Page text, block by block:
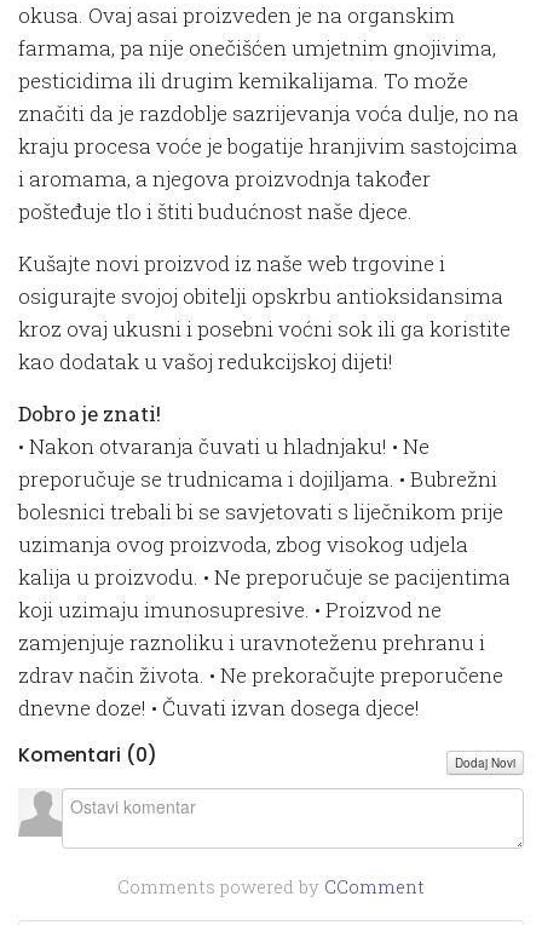
okusa. Ovaj asai proizveden je na organskim
farmama, pa nije onečišćen umjetnim gnojivima,
pesticidima ili drugim kemikalijama. To može
značiti da je razdoblje sazrijevanja voća dulje, no na
kraju procesa voće je bogatije hranjivim sastojcima
i aromama, a njegova proizvodnja također
pošteđuje tlo i štiti budućnost naše djece.
Kušajte novi proizvod iz naše web trgovine i
osigurajte svojoj obitelji opskrbu antioksidansima
kroz ovaj ukusni i posebni voćni sok ili ga koristite
kao dodatak u vašoj redukcijskoj dijeti!
Dobro je znati!
• Nakon otvaranja čuvati u hladnjaku! • Ne
preporučuje se trudnicama i dojiljama. • Bubrežni
bolesnici trebali bi se savjetovati s liječnikom prije
uzimanja ovog proizvoda, zbog visokog udjela
kalija u proizvodu. • Ne preporučuje se pacijentima
koji uzimaju imunosupresive. • Proizvod ne
zamjenjuje raznoliku i uravnoteženu prehranu i
zdrav način života. • Ne prekoračujte preporučene
dnevne doze! • Čuvati izvan dosega djece!
Komentari (0) Dodaj Novi
Comments powered by CComment